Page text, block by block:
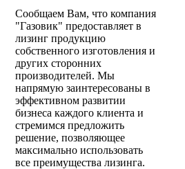
Сообщаем Вам, что компания
"Газовик" предоставляет в
лизинг продукцию
собственного изготовления и
других сторонних
производителей. Мы
напрямую заинтересованы в
эффективном развитии
бизнеса каждого клиента и
стремимся предложить
решение, позволяющее
максимально использовать
все преимущества лизинга.